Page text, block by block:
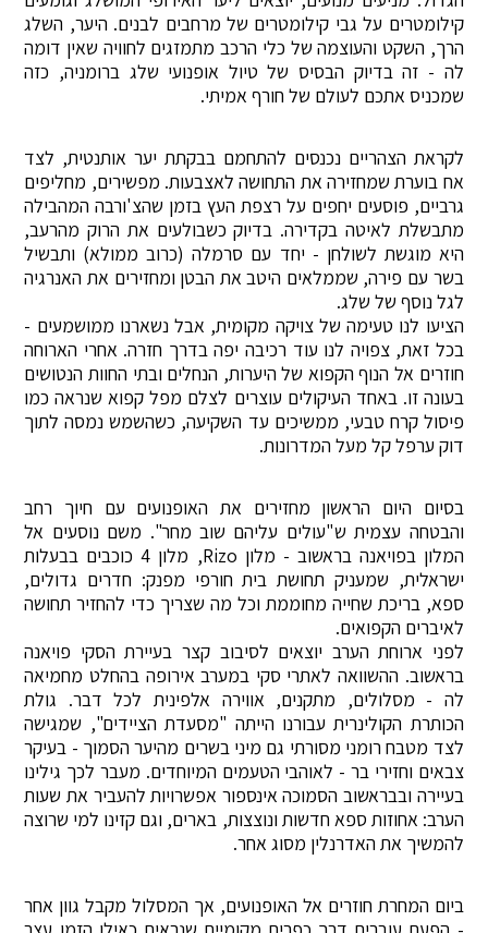
קילומטרים על גבי קילומטרים של מרחבים לבנים. היער, השלג
הרך, השקט והעוצמה של כלי הרכב מתמזגים לחוויה שאין דומה
לה - זה בדיוק הבסיס של טיול אופנועי שלג ברומניה, כזה
שמכניס אתכם לעולם של חורף אמיתי.
לקראת הצהריים נכנסים להתחמם בבקתת יער אותנטית, לצד
אח בוערת שמחזירה את התחושה לאצבעות. מפשירים, מחליפים
גרביים, פוסעים יחפים על רצפת העץ בזמן שהצ'ורבה המהבילה
מתבשלת לאיטה בקדירה. בדיוק כשבולעים את הרוק מהרעב,
היא מוגשת לשולחן - יחד עם סרמלה (כרוב ממולא) ותבשיל
בשר עם פירה, שממלאים היטב את הבטן ומחזירים את האנרגיה
לגל נוסף של שלג.
הציעו לנו טעימה של צויקה מקומית, אבל נשארנו ממושמעים -
בכל זאת, צפויה לנו עוד רכיבה יפה בדרך חזרה. אחרי הארוחה
חוזרים אל הנוף הקפוא של היערות, הנחלים ובתי החוות הנטושים
בעונה זו. באחד העיקולים עוצרים לצלם מפל קפוא שנראה כמו
פיסול קרח טבעי, ממשיכים עד השקיעה, כשהשמש נמסה לתוך
דוק ערפל קל מעל המדרונות.
בסיום היום הראשון מחזירים את האופנועים עם חיוך רחב
והבטחה עצמית ש"עולים עליהם שוב מחר". משם נוסעים אל
המלון בפויאנה בראשוב - מלון Rizo, מלון 4 כוכבים בבעלות
ישראלית, שמעניק תחושת בית חורפי מפנק: חדרים גדולים,
ספא, בריכת שחייה מחוממת וכל מה שצריך כדי להחזיר תחושה
לאיברים הקפואים.
לפני ארוחת הערב יוצאים לסיבוב קצר בעיירת הסקי פויאנה
בראשוב. ההשוואה לאתרי סקי במערב אירופה בהחלט מחמיאה
לה - מסלולים, מתקנים, אווירה אלפינית לכל דבר. גולת
הכותרת הקולינרית עבורנו הייתה "מסעדת הציידים", שמגישה
לצד מטבח רומני מסורתי גם מיני בשרים מהיער הסמוך - בעיקר
צבאים וחזירי בר - לאוהבי הטעמים המיוחדים. מעבר לכך גילינו
בעיירה ובבראשוב הסמוכה אינספור אפשרויות להעביר את שעות
הערב: אחוזות ספא חדשות ונוצצות, בארים, וגם קזינו למי שרוצה
להמשיך את האדרנלין מסוג אחר.
ביום המחרת חוזרים אל האופנועים, אך המסלול מקבל גוון אחר